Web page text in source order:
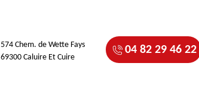
574 Chem. de Wette Fays
69300 Caluire Et Cuire
04 82 29 46 22